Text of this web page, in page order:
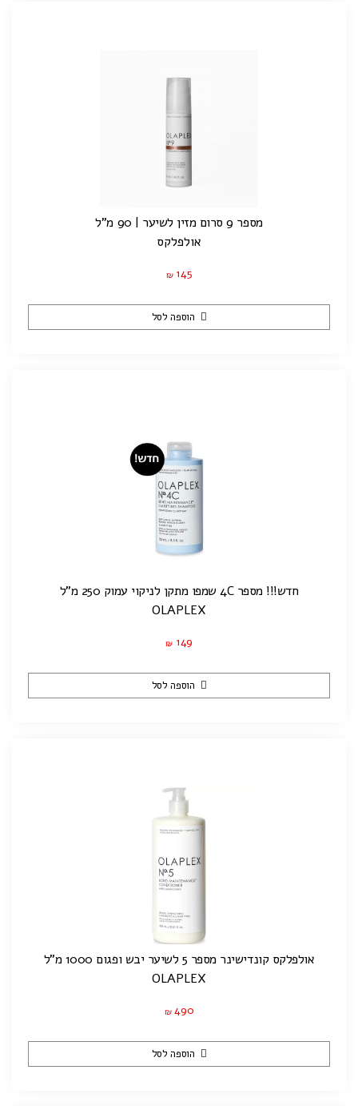
מספר 9 סרום מזין לשיער | 90 מ"ל
אולפלקס
₪ 145
הוספה לסל
חדש!!! מספר 4C שמפו מתקן לניקוי עמוק 250 מ"ל
OLAPLEX
₪ 149
הוספה לסל
אולפלקס קונדישינר מספר 5 לשיער יבש ופגום 1000 מ"ל
OLAPLEX
₪ 490
הוספה לסל